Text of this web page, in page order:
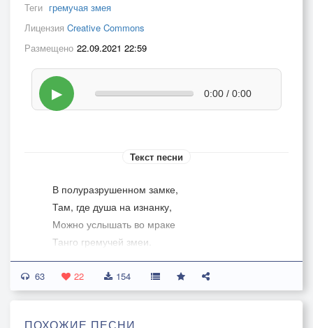
Теги гремучая змея
Лицензия Creative Commons
Размещено 22.09.2021 22:59
▶ 0:00 / 0:00
Текст песни
В полуразрушенном замке,
Там, где душа на изнанку,
Можно услышать во мраке
Танго гремучей змеи.
В центре заросшего зала
Между камней пьедестала
63 22 154